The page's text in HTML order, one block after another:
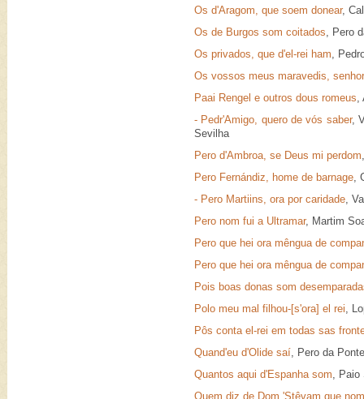
Os d'Aragom, que soem donear,
Os de Burgos som coitados, Pero
Os privados, que d'el-rei ham,
Os vossos meus maravedis, senhor
Paai Rengel e outros dous romeus,
- Pedr'Amigo, quero de vós saber,
Sevilha
Pero d'Ambroa, se Deus mi perdom
Pero Fernándiz, home de barnage,
- Pero Martiins, ora por caridade,
Pero nom fui a Ultramar, Martim
Pero que hei ora mêngua de
Pero que hei ora mêngua de
Pois boas donas som
Polo meu mal filhou-[s'ora] el rei,
Pôs conta el-rei em todas sas
Quand'eu d'Olide saí, Pero da Ponte
Quantos aqui d'Espanha som, Paio
Quem diz de Dom 'Stêvam que